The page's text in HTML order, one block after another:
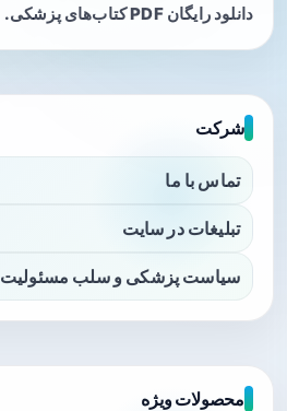
دانلود رایگان PDF کتاب‌های پزشکی.
شرکت
تماس با ما
تبلیغات در سایت
سیاست پزشکی و سلب مسئولیت
محصولات ویژه